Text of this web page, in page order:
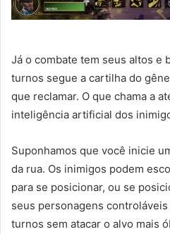
Já o combate tem seus altos e
turnos segue a cartilha do
que reclamar. O que chama a
inteligência artificial dos
Suponhamos que você inicie
da rua. Os inimigos podem
para se posicionar, ou se
seus personagens
turnos sem atacar o alvo mais